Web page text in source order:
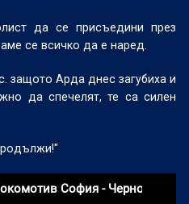
да се присъедини през
се всичко да е наред.
защото Арда днес загубиха и
да спечелят, те са силен